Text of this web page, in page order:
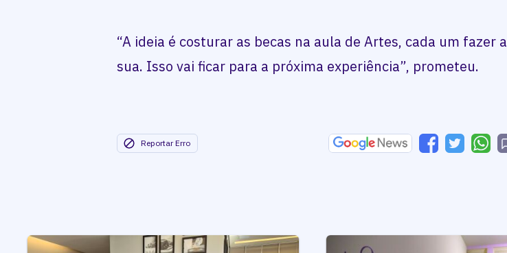
“A ideia é costurar as becas na aula de Artes, cada um fazer a
sua. Isso vai ficar para a próxima experiência”, prometeu.
Reportar Erro